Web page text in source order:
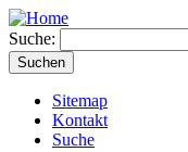
Suche:
Sitemap
Kontakt
Suche